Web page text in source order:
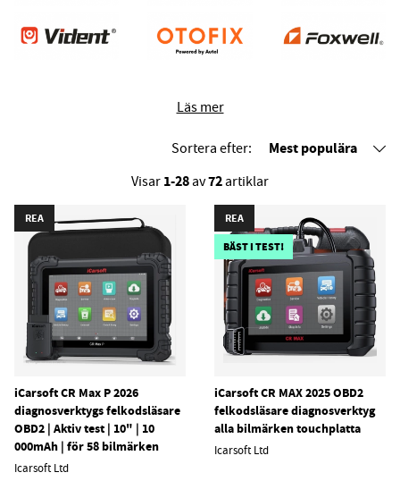
Läs mer
Sortera efter: Mest populära
Visar 1-28av72artiklar
REA
iCarsoft CR Max P 2026
diagnosverktygs felkodsläsare
OBD2 | Aktiv test | 10" | 10
000mAh | för 58 bilmärken
Icarsoft Ltd
REA
BÄST I TEST!
iCarsoft CR MAX 2025 OBD2
felkodsläsare diagnosverktyg
alla bilmärken touchplatta
Icarsoft Ltd